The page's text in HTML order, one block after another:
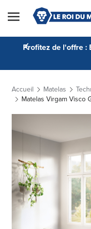
Skip to Content
Profitez de l'offre :
Accueil Matelas
Matelas Virgam Visco